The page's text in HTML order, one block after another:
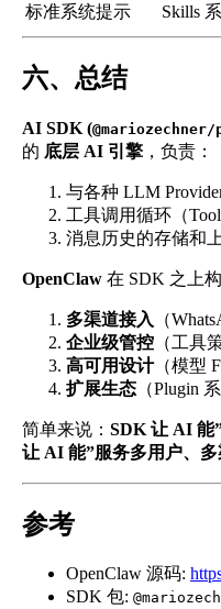
标准系统提示
Skills
六、总结
AI SDK (
的 底层 AI 引擎 ，负责：
与各种 LLM
工具调用循环（
消息历史的存储和
OpenClaw 在 SDK 之上
多渠道接入
（
企业级管控 （工具
高可用设计（模型
扩展生态 （Plugin
简单来说： SDK 让 AI 能
让 AI 能”服务多用户、
参考
OpenClaw 源码:
SDK 包: